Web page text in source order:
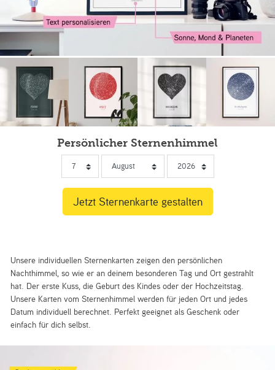
Persönlicher Sternenhimmel
Unsere individuellen Sternenkarten zeigen den persönlichen
Nachthimmel, so wie er an deinem besonderen Tag und Ort gestrahlt
hat. Der erste Kuss, die Geburt des Kindes oder der Hochzeitstag.
Unsere Karten vom Sternenhimmel werden für jeden Ort und jedes
Datum individuell berechnet. Perfekt geeignet als Geschenk oder
einfach für dich selbst.